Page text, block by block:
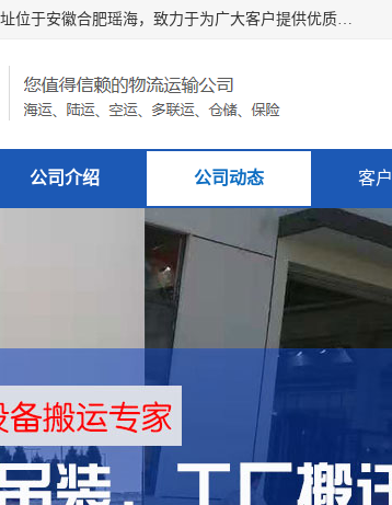
安徽信多多吊装搬运有限公司，主营吊装搬运,工厂搬迁，叉车出租，公司地址位于安徽合肥瑶海，致力于为广大客户提供优质的产品/服务，如果您对我公司的产品服务感兴趣，请联系[安徽信多多吊装搬运有限公司]，期待您的来电。
公司介绍 公司动态 客